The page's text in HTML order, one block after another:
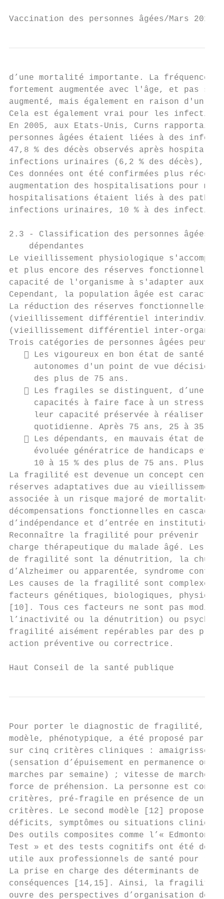
Vaccination des personnes
d’une mortalité importante. La fréquence
fortement augmentée avec l'âge, et pas
augmenté, mais également en raison
Cela est également vrai pour les
En 2005, aux Etats-Unis, Curns rapportait
personnes âgées étaient liées à des
47,8 % des décès observés après
infections urinaires (6,2 % des décès),
Ces données ont été confirmées plus
augmentation des hospitalisations pour
hospitalisations étaient liés à des
infections urinaires, 10 % à des
2.3 - Classification des personnes
    dépendantes
Le vieillissement physiologique
et plus encore des réserves
capacité de l'organisme à s'adapter aux
Cependant, la population âgée est
La réduction des réserves
(vieillissement différentiel
(vieillissement différentiel inter-organe).
Trois catégories de personnes âgées
 Les vigoureux en bon état de santé,
autonomes d'un point de vue
     des plus de 75 ans.
 Les fragiles se distinguent, d’une
capacités à faire face à un stress,
leur capacité préservée à réaliser
quotidienne. Après 75 ans, 25 à 35 %
 Les dépendants, en mauvais état de
évoluée génératrice de handicaps et
10 à 15 % des plus de 75 ans. Plus
La fragilité est devenue un concept
réserves adaptatives due au
associée à un risque majoré de mortalité et
décompensations fonctionnelles en
d’indépendance et d’entrée en institution
Reconnaître la fragilité pour prévenir la
charge thérapeutique du malade âgé. Les
de fragilité sont la dénutrition, la chute,
d’Alzheimer ou apparentée, syndrome
Les causes de la fragilité sont
facteurs génétiques, biologiques,
[10]. Tous ces facteurs ne sont pas
l’inactivité ou la dénutrition) ou
fragilité aisément repérables par des
action préventive ou correctrice.
Haut Conseil de la santé
Pour porter le diagnostic de fragilité,
modèle, phénotypique, a été proposé par
sur cinq critères cliniques :
(sensation d’épuisement en permanence
marches par semaine) ; vitesse de
force de préhension. La personne est
critères, pré-fragile en présence de un
critères. Le second modèle [12] propose
déficits, symptômes ou situations
Des outils composites comme l’«
Test » et des tests cognitifs ont été
utile aux professionnels de santé pour
La prise en charge des déterminants de
conséquences [14,15]. Ainsi, la fragilité
ouvre des perspectives d’organisation